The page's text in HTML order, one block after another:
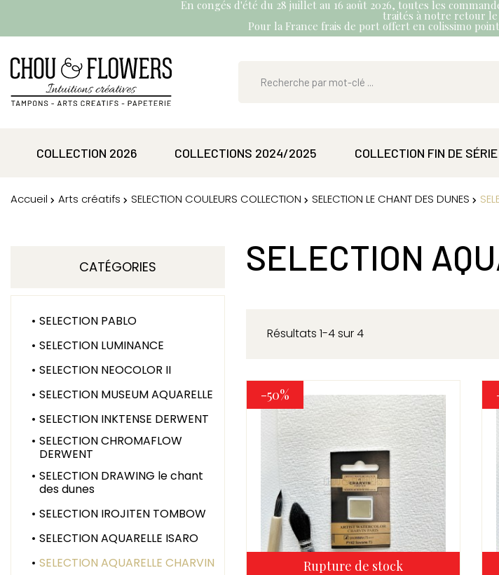
En congés d'été du 28 juillet au 16 août 2026, toutes les
traités à notre retour le
Pour la France frais de port offert en colissimo
COLLECTION 2026 COLLECTIONS 2024/2025 COLLECTION FIN DE SÉRIE
Accueil Arts créatifs SELECTION COULEURS COLLECTION SELECTION LE CHANT DES DUNES
CATÉGORIES
SELECTION PABLO
SELECTION LUMINANCE
SELECTION NEOCOLOR II
SELECTION MUSEUM AQUARELLE
SELECTION INKTENSE DERWENT
SELECTION CHROMAFLOW
DERWENT
SELECTION DRAWING le chant
des dunes
SELECTION IROJITEN TOMBOW
SELECTION AQUARELLE ISARO
SELECTION AQUARELLE CHARVIN
SELECTION
Résultats 1-4 sur 4
-50%
Rupture de stock